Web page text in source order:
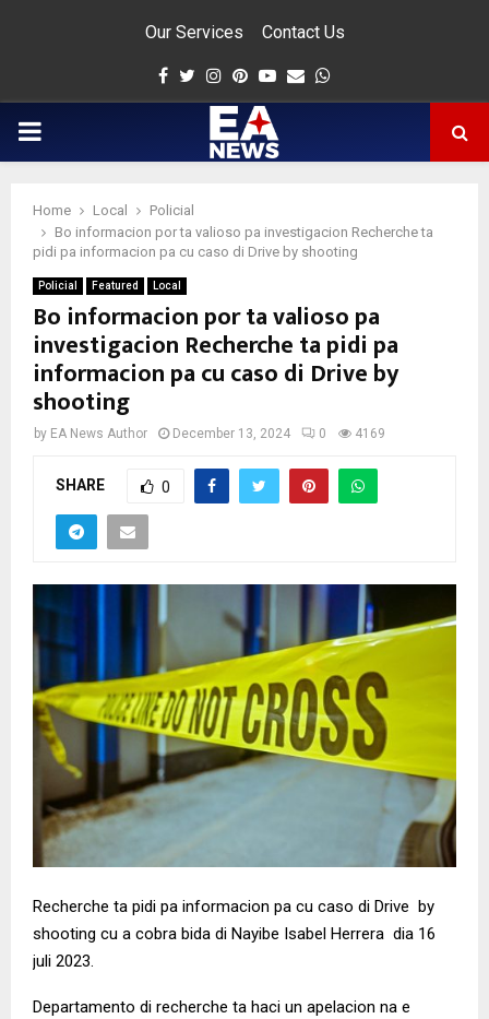
Our Services Contact Us
Facebook
Twitter
Instagram
Pinterest
Youtube
Email
PRIMARY
Home Local
Policial
Bo informacion por ta valioso pa investigacion Recherche ta
pidi pa informacion pa cu caso di Drive by shooting
Policial Featured Local
Bo informacion por ta valioso pa
investigacion Recherche ta pidi pa
informacion pa cu caso di Drive by
shooting
by EA News Author December 13, 2024 0 4169
SHARE 0
Recherche ta pidi pa informacion pa cu caso di Drive by
shooting cu a cobra bida di Nayibe Isabel Herrera dia 16
juli 2023.
Departamento di recherche ta haci un apelacion na e